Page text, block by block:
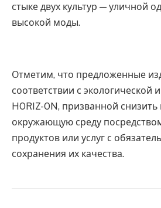
стыке двух культур — уличной
высокой моды.
Отметим, что предложенные
соответствии с экологической
HORIZ-ON, призванной снизить
окружающую среду
продуктов или услуг с
сохранения их качества.